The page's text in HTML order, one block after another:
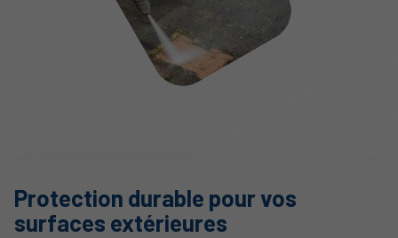
Protection durable pour vos
surfaces extérieures